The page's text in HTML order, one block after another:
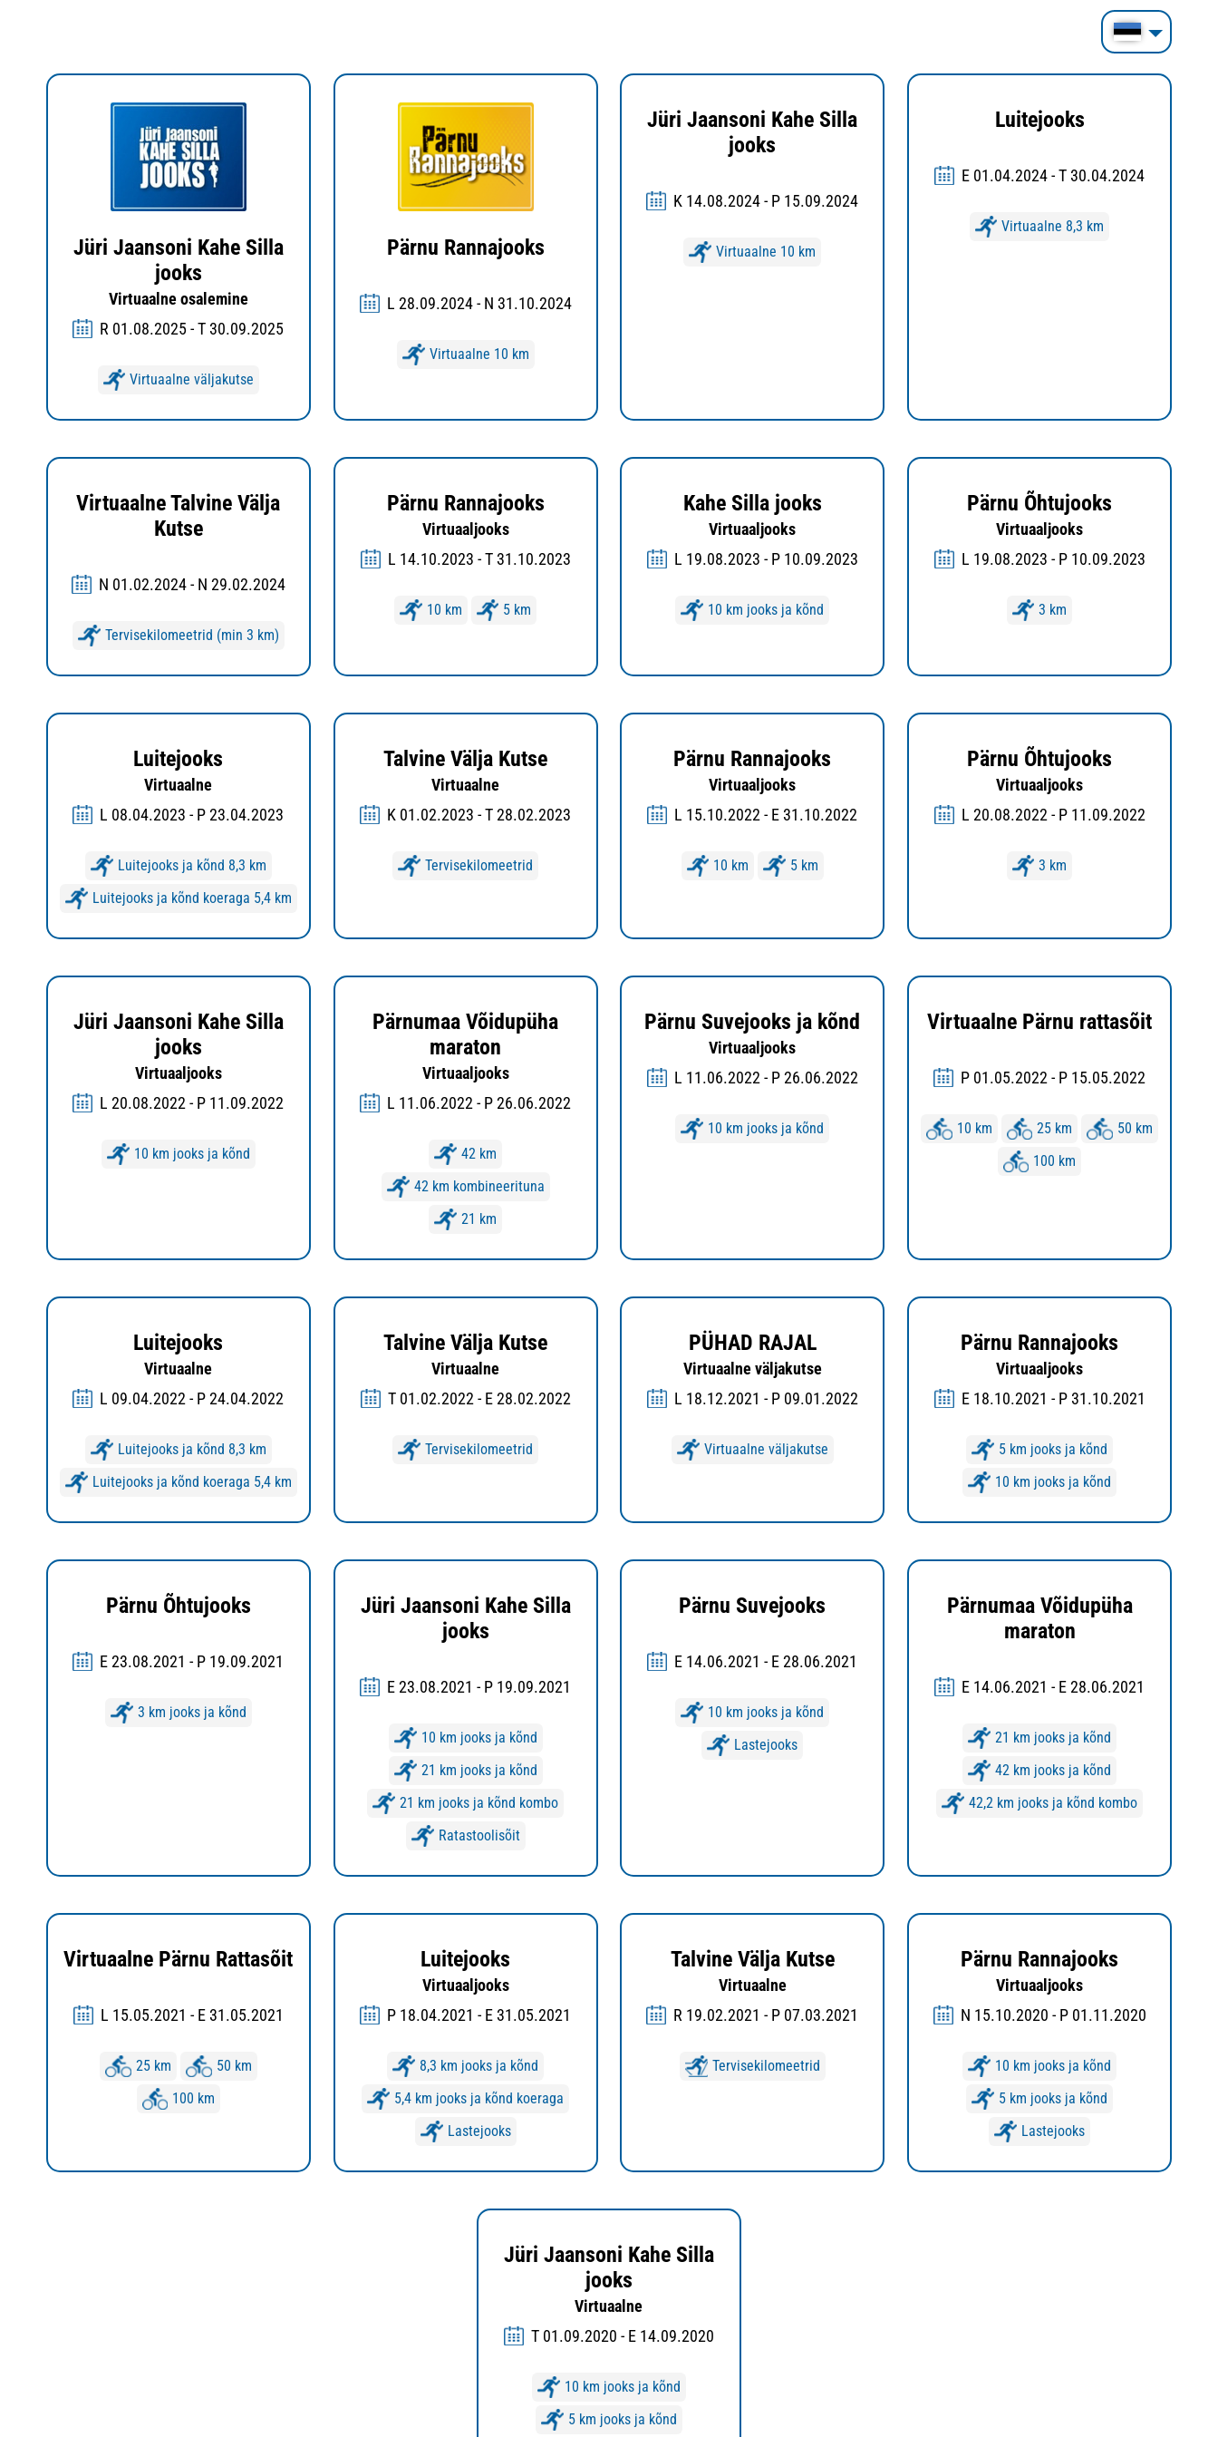
Jüri Jaansoni Kahe Silla
jooks
Virtuaalne osalemine
R 01.08.2025 - T 30.09.2025
Virtuaalne väljakutse
Pärnu Rannajooks
L 28.09.2024 - N 31.10.2024
Virtuaalne 10 km
Jüri Jaansoni Kahe Silla
jooks
K 14.08.2024 - P 15.09.2024
Virtuaalne 10 km
Luitejooks
E 01.04.2024 - T 30.04.2024
Virtuaalne 8,3 km
Virtuaalne Talvine Välja
Kutse
N 01.02.2024 - N 29.02.2024
Tervisekilomeetrid (min 3 km)
Pärnu Rannajooks
Virtuaaljooks
L 14.10.2023 - T 31.10.2023
10 km 5 km
Kahe Silla jooks
Virtuaaljooks
L 19.08.2023 - P 10.09.2023
10 km jooks ja kõnd
Pärnu Õhtujooks
Virtuaaljooks
L 19.08.2023 - P 10.09.2023
3 km
Luitejooks
Virtuaalne
L 08.04.2023 - P 23.04.2023
Luitejooks ja kõnd 8,3 km
Luitejooks ja kõnd koeraga 5,4 km
Talvine Välja Kutse
Virtuaalne
K 01.02.2023 - T 28.02.2023
Tervisekilomeetrid
Pärnu Rannajooks
Virtuaaljooks
L 15.10.2022 - E 31.10.2022
10 km 5 km
Pärnu Õhtujooks
Virtuaaljooks
L 20.08.2022 - P 11.09.2022
3 km
Jüri Jaansoni Kahe Silla
jooks
Virtuaaljooks
L 20.08.2022 - P 11.09.2022
10 km jooks ja kõnd
Pärnumaa Võidupüha
maraton
Virtuaaljooks
L 11.06.2022 - P 26.06.2022
42 km
42 km kombineerituna
21 km
Pärnu Suvejooks ja kõnd
Virtuaaljooks
L 11.06.2022 - P 26.06.2022
10 km jooks ja kõnd
Virtuaalne Pärnu rattasõit
P 01.05.2022 - P 15.05.2022
10 km 25 km
50 km
100 km
Luitejooks
Virtuaalne
L 09.04.2022 - P 24.04.2022
Luitejooks ja kõnd 8,3 km
Luitejooks ja kõnd koeraga 5,4 km
Talvine Välja Kutse
Virtuaalne
T 01.02.2022 - E 28.02.2022
Tervisekilomeetrid
PÜHAD RAJAL
Virtuaalne väljakutse
L 18.12.2021 - P 09.01.2022
Virtuaalne väljakutse
Pärnu Rannajooks
Virtuaaljooks
E 18.10.2021 - P 31.10.2021
5 km jooks ja kõnd
10 km jooks ja kõnd
Pärnu Õhtujooks
E 23.08.2021 - P 19.09.2021
3 km jooks ja kõnd
Jüri Jaansoni Kahe Silla
jooks
E 23.08.2021 - P 19.09.2021
10 km jooks ja kõnd
21 km jooks ja kõnd
21 km jooks ja kõnd kombo
Ratastoolisõit
Pärnu Suvejooks
E 14.06.2021 - E 28.06.2021
10 km jooks ja kõnd
Lastejooks
Pärnumaa Võidupüha
maraton
E 14.06.2021 - E 28.06.2021
21 km jooks ja kõnd
42 km jooks ja kõnd
42,2 km jooks ja kõnd kombo
Virtuaalne Pärnu Rattasõit
L 15.05.2021 - E 31.05.2021
25 km
50 km
100 km
Luitejooks
Virtuaaljooks
P 18.04.2021 - E 31.05.2021
8,3 km jooks ja kõnd
5,4 km jooks ja kõnd koeraga
Lastejooks
Talvine Välja Kutse
Virtuaalne
R 19.02.2021 - P 07.03.2021
Tervisekilomeetrid
Pärnu Rannajooks
Virtuaaljooks
N 15.10.2020 - P 01.11.2020
10 km jooks ja kõnd
5 km jooks ja kõnd
Lastejooks
Jüri Jaansoni Kahe Silla
jooks
Virtuaalne
T 01.09.2020 - E 14.09.2020
10 km jooks ja kõnd
5 km jooks ja kõnd